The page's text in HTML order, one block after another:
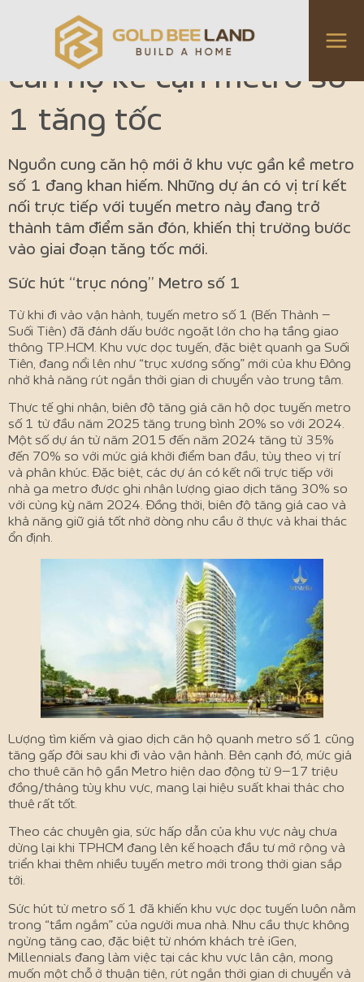
“Khát” nguồn cung mới,
căn hộ kề cận metro số
1 tăng tốc
Nguồn cung căn hộ mới ở khu vực gần kề metro
số 1 đang khan hiếm. Những dự án có vị trí kết
nối trực tiếp với tuyến metro này đang trở
thành tâm điểm săn đón, khiến thị trường bước
vào giai đoạn tăng tốc mới.
Sức hút “trục nóng” Metro số 1
Từ khi đi vào vận hành, tuyến metro số 1 (Bến Thành –
Suối Tiên) đã đánh dấu bước ngoặt lớn cho hạ tầng giao
thông TP.HCM. Khu vực dọc tuyến, đặc biệt quanh ga Suối
Tiên, đang nổi lên như “trục xương sống” mới của khu Đông
nhờ khả năng rút ngắn thời gian di chuyển vào trung tâm.
Thực tế ghi nhận, biên độ tăng giá căn hộ dọc tuyến metro
số 1 từ đầu năm 2025 tăng trung bình 20% so với 2024.
Một số dự án từ năm 2015 đến năm 2024 tăng từ 35%
đến 70% so với mức giá khởi điểm ban đầu, tùy theo vị trí
và phân khúc. Đặc biệt, các dự án có kết nối trực tiếp với
nhà ga metro được ghi nhận lượng giao dịch tăng 30% so
với cùng kỳ năm 2024. Đồng thời, biên độ tăng giá cao và
khả năng giữ giá tốt nhờ dòng nhu cầu ở thực và khai thác
ổn định.
Lượng tìm kiếm và giao dịch căn hộ quanh metro số 1 cũng
tăng gấp đôi sau khi đi vào vận hành. Bên cạnh đó, mức giá
cho thuê căn hộ gần Metro hiện dao động từ 9–17 triệu
đồng/tháng tùy khu vực, mang lại hiệu suất khai thác cho
thuê rất tốt.
Theo các chuyên gia, sức hấp dẫn của khu vực này chưa
dừng lại khi TPHCM đang lên kế hoạch đầu tư mở rộng và
triển khai thêm nhiều tuyến metro mới trong thời gian sắp
tới.
Sức hút từ metro số 1 đã khiến khu vực dọc tuyến luôn nằm
trong “tầm ngắm” của người mua nhà. Nhu cầu thực không
ngừng tăng cao, đặc biệt từ nhóm khách trẻ iGen,
Millennials đang làm việc tại các khu vực lân cận, mong
muốn một chỗ ở thuận tiện, rút ngắn thời gian di chuyển và